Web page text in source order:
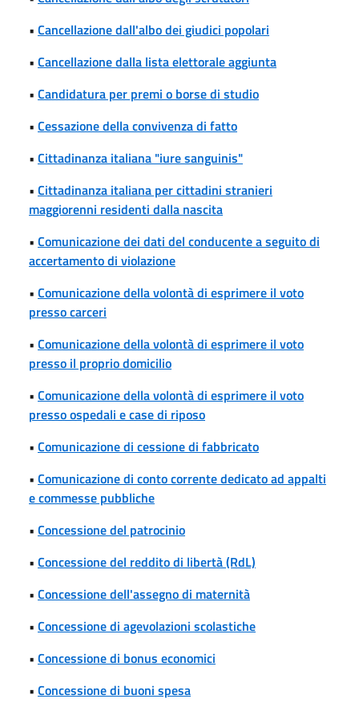
• Cancellazione dall'albo dei giudici popolari
• Cancellazione dalla lista elettorale aggiunta
• Candidatura per premi o borse di studio
• Cessazione della convivenza di fatto
• Cittadinanza italiana "iure sanguinis"
• Cittadinanza italiana per cittadini stranieri
maggiorenni residenti dalla nascita
• Comunicazione dei dati del conducente a seguito di
accertamento di violazione
• Comunicazione della volontà di esprimere il voto
presso carceri
• Comunicazione della volontà di esprimere il voto
presso il proprio domicilio
• Comunicazione della volontà di esprimere il voto
presso ospedali e case di riposo
• Comunicazione di cessione di fabbricato
• Comunicazione di conto corrente dedicato ad appalti
e commesse pubbliche
• Concessione del patrocinio
• Concessione del reddito di libertà (RdL)
• Concessione dell'assegno di maternità
• Concessione di agevolazioni scolastiche
• Concessione di bonus economici
• Concessione di buoni spesa